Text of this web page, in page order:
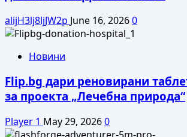
alijH3lj8ljJW2p June 16, 20260
Новини
Flip.bg дари реновирани
за проекта „Лечебна природа“
Player 1 May 29, 20260